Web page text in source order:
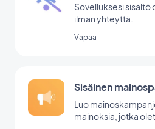
Sovelluksesi sisältö
ilman yhteyttä.
Vapaa
Sisäinen
Luo
mainoksia, jotka